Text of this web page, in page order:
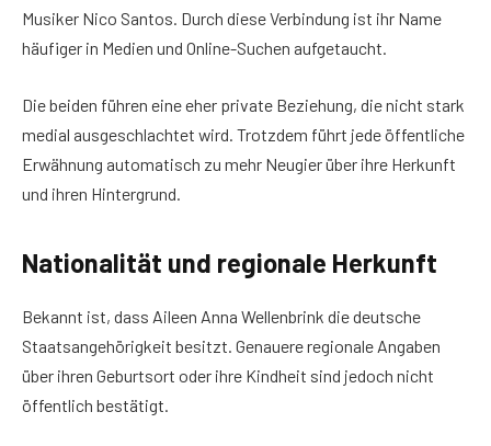
Musiker Nico Santos. Durch diese Verbindung ist ihr Name
häufiger in Medien und Online-Suchen aufgetaucht.
Die beiden führen eine eher private Beziehung, die nicht stark
medial ausgeschlachtet wird. Trotzdem führt jede öffentliche
Erwähnung automatisch zu mehr Neugier über ihre Herkunft
und ihren Hintergrund.
Nationalität und regionale Herkunft
Bekannt ist, dass Aileen Anna Wellenbrink die deutsche
Staatsangehörigkeit besitzt. Genauere regionale Angaben
über ihren Geburtsort oder ihre Kindheit sind jedoch nicht
öffentlich bestätigt.